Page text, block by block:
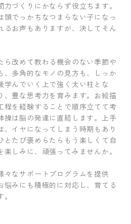
づくりにかならず役立ちます。
頭でっかちなつまらない子になっ
るお声もありますが、決してそん
改めて教わる機会のない季節や
、多角的なモノの見方も、しっか
学んでいく上で強く太い柱とな
、豊な思考力を育みます。お絵描
程を経験することで順序立てて考
操は脳の発達に直結します。上手
、イヤになってしまう時期もあり
とたび褒めらたらもう楽しくて自
しみに、頑張ってみませんか。
なサポートプログラムを提供
悩みにも積極的に対応し、育てる